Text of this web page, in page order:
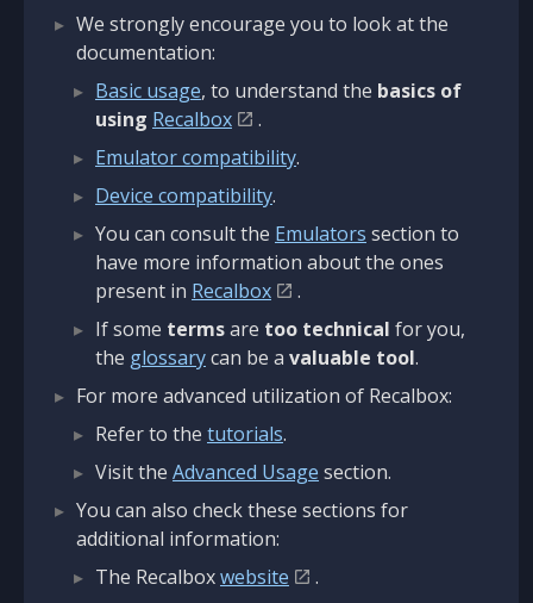
We strongly encourage you to look at the
documentation:
Basic usage, to understand the basics of
using Recalbox
.
Emulator compatibility.
Device compatibility.
You can consult the Emulators section to
have more information about the ones
present in Recalbox
.
If some termsare too technical for you,
the glossarycan be a valuable tool.
For more advanced utilization of Recalbox:
Refer to the tutorials.
Visit the Advanced Usage section.
You can also check these sections for
additional information:
The Recalboxwebsite
.